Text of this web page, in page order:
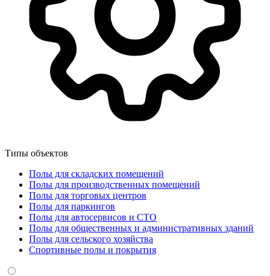
Типы объектов
Полы для складских помещений
Полы для производственных помещений
Полы для торговых центров
Полы для паркингов
Полы для автосервисов и СТО
Полы для общественных и административных зданий
Полы для сельского хозяйства
Спортивные полы и покрытия